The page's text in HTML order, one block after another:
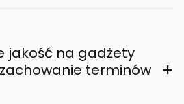
jakość na gadżety
terminów
+